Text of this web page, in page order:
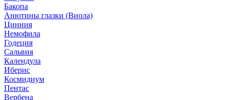
Бакопа
Анютины глазки (Виола)
Цинния
Немофила
Годеция
Сальвия
Календула
Иберис
Космидиум
Пентас
Вербена